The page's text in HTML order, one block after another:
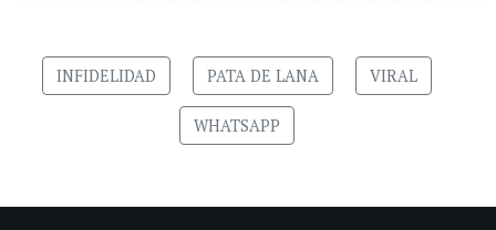
INFIDELIDAD PATA DE LANA VIRAL
WHATSAPP